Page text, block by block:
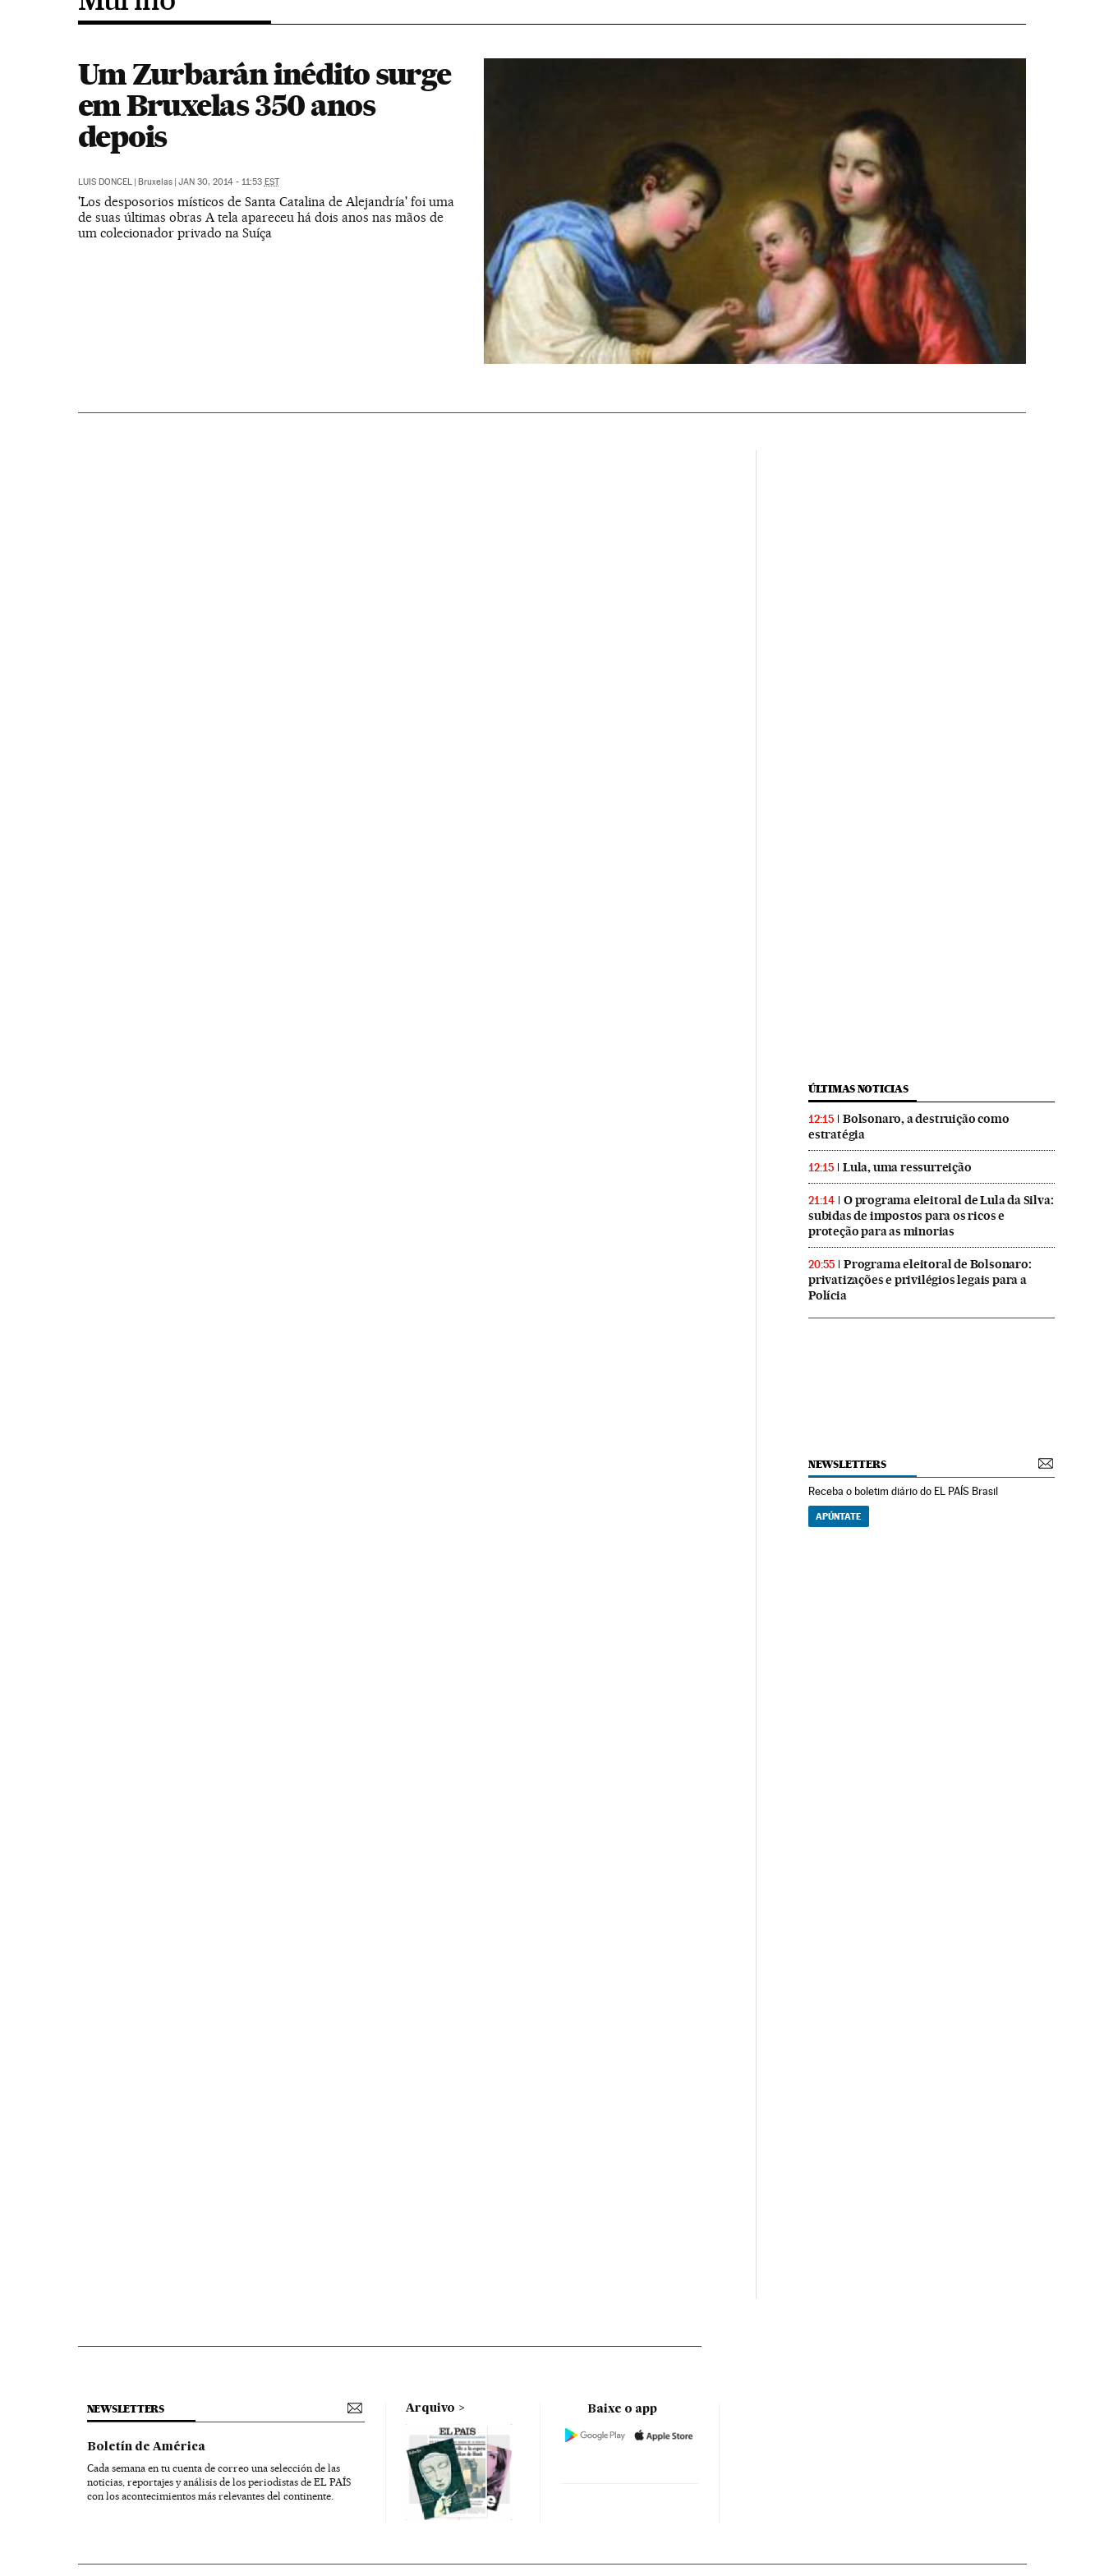
Um Zurbarán inédito surge
em Bruxelas 350 anos
depois
LUIS DONCEL | Bruxelas | JAN 30, 2014 - 11:53 EST
'Los desposorios místicos de Santa Catalina de Alejandría' foi uma
de suas últimas obras A tela apareceu há dois anos nas mãos de
um colecionador privado na Suíça
ÚLTIMAS NOTICIAS
12:15
Bolsonaro, a destruição como
estratégia
12:15 Lula, uma ressurreição
21:14
O programa eleitoral de Lula da Silva:
subidas de impostos para os ricos e
proteção para as minorias
20:55
Programa eleitoral de Bolsonaro:
privatizações e privilégios legais para a
Polícia
NEWSLETTERS
Receba o boletim diário do EL PAÍS Brasil
APÚNTATE
NEWSLETTERS
Boletín de América
Cada semana en tu cuenta de correo una selección de las
noticias, reportajes y análisis de los periodistas de EL PAÍS
con los acontecimientos más relevantes del continente.
Arquivo Baixe o app